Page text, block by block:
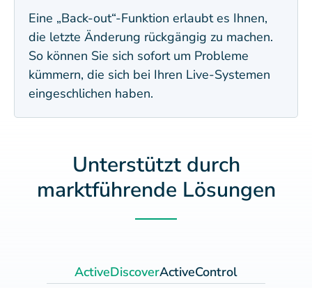
Eine „Back-out“-Funktion erlaubt es Ihnen,
die letzte Änderung rückgängig zu machen.
So können Sie sich sofort um Probleme
kümmern, die sich bei Ihren Live-Systemen
eingeschlichen haben.
Unterstützt durch
marktführende Lösungen
ActiveDiscoverActiveControl